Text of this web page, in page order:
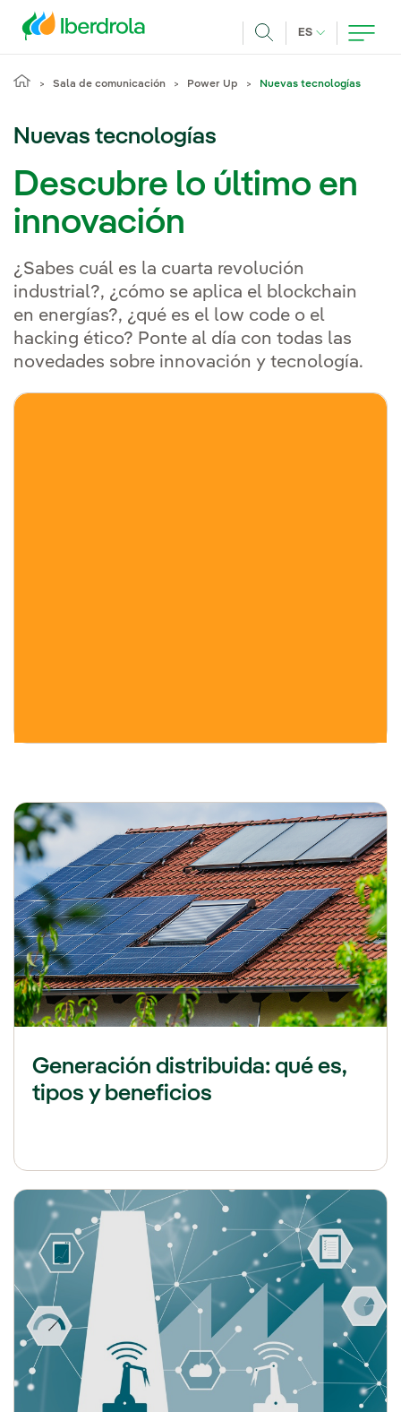
ES IDIOMA
Sala de comunicación Power Up Nuevas tecnologías
Nuevas tecnologías
Descubre lo último en
innovación
¿Sabes cuál es la cuarta revolución
industrial?, ¿cómo se aplica el blockchain
en energías?, ¿qué es el low code o el
hacking ético? Ponte al día con todas las
novedades sobre innovación y tecnología.
Generación distribuida: qué es,
tipos y beneficios